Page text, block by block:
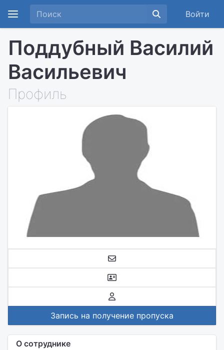
Войти
Поддубный Василий
Васильевич
Профиль
Запись на получение пропуска
О сотруднике